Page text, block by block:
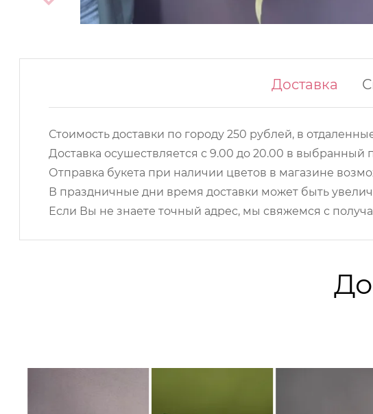
Доставка
Стоимость доставки по городу 250 рублей, в
Доставка осушествляется с 9.00 до 20.00 в
Отправка букета при наличии цветов в магазине
В праздничные дни время доставки может быть
Если Вы не знаете точный адрес, мы свяжемся с